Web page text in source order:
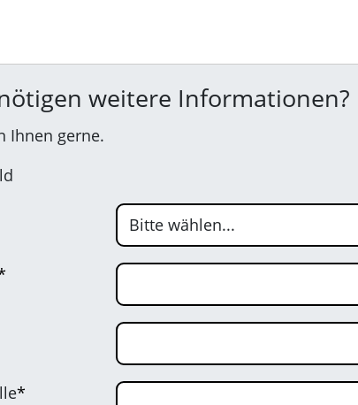
weitere Informationen?
Ihnen gerne.
*